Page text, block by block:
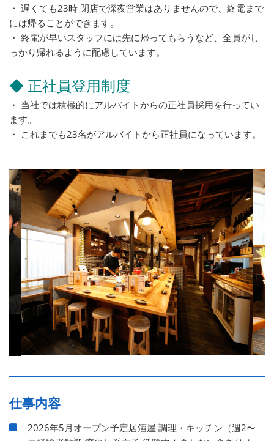
・ 遅くても23時 閉店で深夜営業はありませんので、終電まで
には帰ることができます。
・ 終電が早いスタッフには先に帰ってもらうなど、全員がし
っかり帰れるように配慮しています。
◆ 正社員登用制度
・ 当社では積極的にアルバイトからの正社員採用を行ってい
ます。
・ これまでも23名がアルバイトから正社員になっています。
仕事内容
2026年5月オープン予定居酒屋 調理・キッチン（週2〜